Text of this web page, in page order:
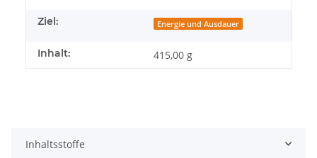
Ziel: Energie und Ausdauer
Inhalt: 415,00 g
Inhaltsstoffe